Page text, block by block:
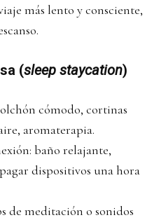
más lento y consciente,
(sleep staycation)
cómodo, cortinas
aromaterapia.
baño relajante,
dispositivos una hora
de meditación o sonidos